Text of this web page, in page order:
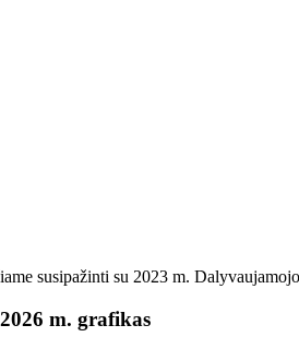
susipažinti su 2023 m.
m. grafikas